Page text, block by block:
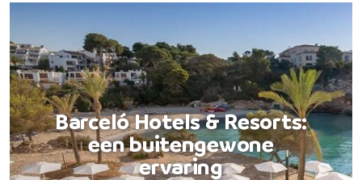
Barceló Hotels & Resorts:
een buitengewone
ervaring